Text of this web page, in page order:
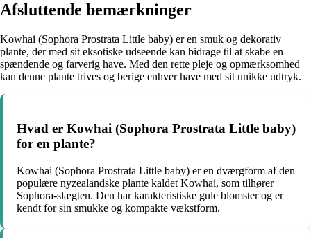
Afsluttende bemærkninger
Kowhai (Sophora Prostrata Little baby) er en smuk og dekorativ
plante, der med sit eksotiske udseende kan bidrage til at skabe en
spændende og farverig have. Med den rette pleje og opmærksomhed
kan denne plante trives og berige enhver have med sit unikke udtryk.
Hvad er Kowhai (Sophora Prostrata Little baby)
for en plante?
Kowhai (Sophora Prostrata Little baby) er en dværgform af den
populære nyzealandske plante kaldet Kowhai, som tilhører
Sophora-slægten. Den har karakteristiske gule blomster og er
kendt for sin smukke og kompakte vækstform.